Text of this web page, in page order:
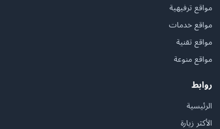
مواقع ترفيهية
مواقع خدمات
مواقع تقنية
مواقع منوعة
روابط
الرئيسية
الأكثر زيارة